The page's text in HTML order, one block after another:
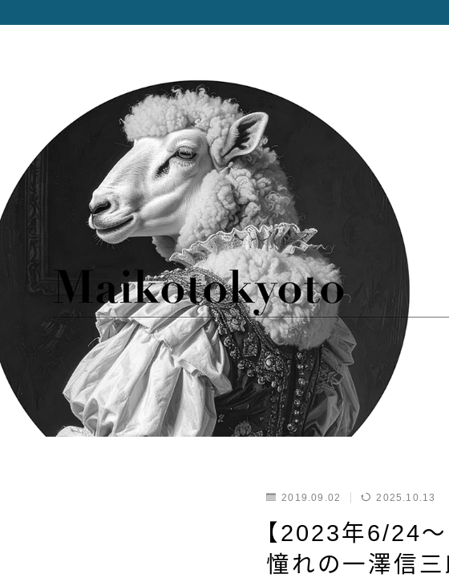
2019.09.02 2025.10.13
【2023年6/24
憧れの一澤信三